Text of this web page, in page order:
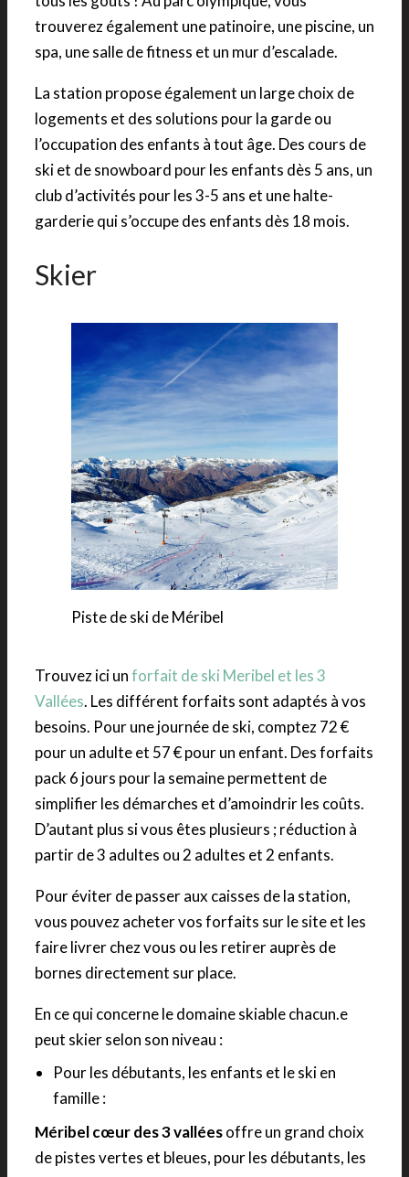
trouverez également une patinoire, une piscine, un
spa, une salle de fitness et un mur d’escalade.
La station propose également un large choix de
logements et des solutions pour la garde ou
l’occupation des enfants à tout âge. Des cours de
ski et de snowboard pour les enfants dès 5 ans, un
club d’activités pour les 3-5 ans et une halte-
garderie qui s’occupe des enfants dès 18 mois.
Skier
Piste de ski de Méribel
Trouvez ici unforfait de ski Meribel et les 3
Vallées. Les différent forfaits sont adaptés à vos
besoins. Pour une journée de ski, comptez 72 €
pour un adulte et 57 € pour un enfant. Des forfaits
pack 6 jours pour la semaine permettent de
simplifier les démarches et d’amoindrir les coûts.
D’autant plus si vous êtes plusieurs ; réduction à
partir de 3 adultes ou 2 adultes et 2 enfants.
Pour éviter de passer aux caisses de la station,
vous pouvez acheter vos forfaits sur le site et les
faire livrer chez vous ou les retirer auprès de
bornes directement sur place.
En ce qui concerne le domaine skiable chacun.e
peut skier selon son niveau :
Pour les débutants, les enfants et le ski en
famille :
Méribel cœur des 3 valléesoffre un grand choix
de pistes vertes et bleues, pour les débutants, les